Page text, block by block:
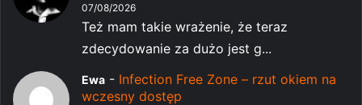
07/08/2026
Też mam takie wrażenie, że teraz
zdecydowanie za dużo jest g...
Ewa - Infection Free Zone – rzut okiem na
wczesny dostęp